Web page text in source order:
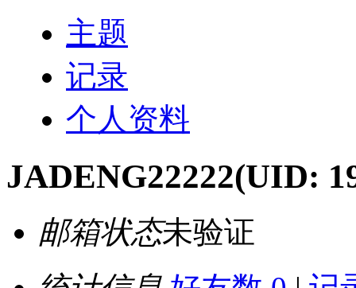
主题
记录
个人资料
JADENG22222(UID:
邮箱状态未验证